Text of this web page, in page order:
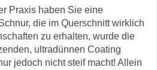
Praxis haben Sie eine
die im Querschnitt wirklich
zu erhalten, wurde die
ultradünnen Coating
jedoch nicht steif macht! Allein